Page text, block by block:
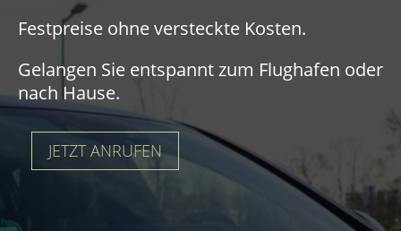
Festpreise ohne versteckte Kosten.
Gelangen Sie entspannt zum Flughafen oder
nach Hause.
JETZT ANRUFEN